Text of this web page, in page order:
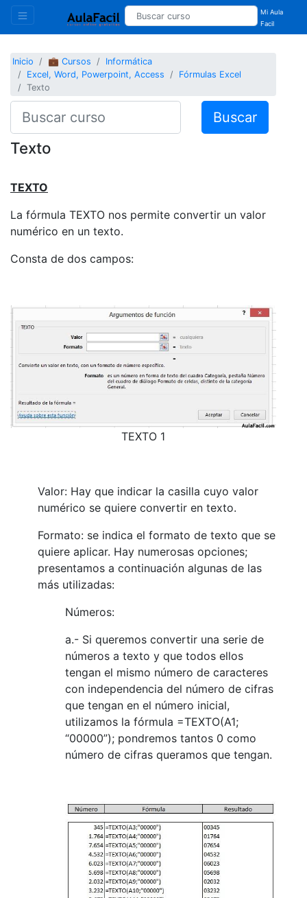
Mi Aula
Facil
Inicio 💼 Cursos
Informática
Excel, Word, Powerpoint, Access
Fórmulas Excel
Texto
Buscar
Texto
TEXTO
La fórmula TEXTO nos permite convertir un valor
numérico en un texto.
Consta de dos campos:
TEXTO 1
Valor: Hay que indicar la casilla cuyo valor
numérico se quiere convertir en texto.
Formato: se indica el formato de texto que se
quiere aplicar. Hay numerosas opciones;
presentamos a continuación algunas de las
más utilizadas:
Números:
a.- Si queremos convertir una serie de
números a texto y que todos ellos
tengan el mismo número de caracteres
con independencia del número de cifras
que tengan en el número inicial,
utilizamos la fórmula =TEXTO(A1;
“00000”); pondremos tantos 0 como
número de cifras queramos que tengan.